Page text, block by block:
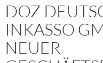
DOZ
INKASSO
NEUER